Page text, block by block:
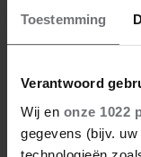
Toestemming
Verantwoord
Wij en onze 1022
gegevens (bijv.